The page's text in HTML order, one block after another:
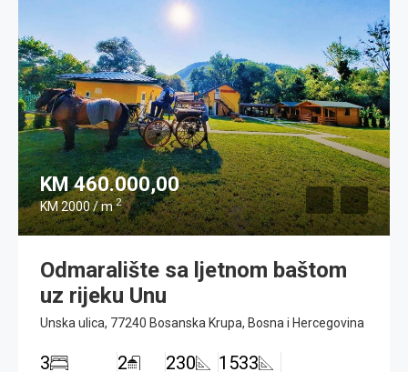
KM 460.000,00
KM 2000 / m2
Odmaralište sa ljetnom baštom
uz rijeku Unu
Unska ulica, 77240 Bosanska Krupa, Bosna i Hercegovina
3 2 230 1533